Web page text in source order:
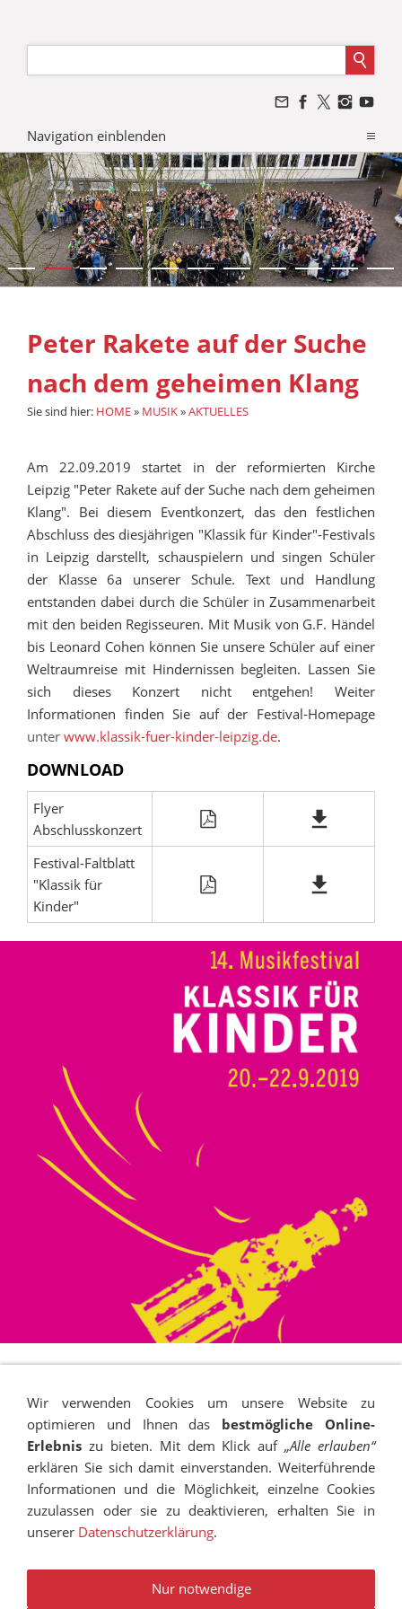
Navigation einblenden
Peter Rakete auf der Suche
nach dem geheimen Klang
Sie sind hier: HOME» MUSIK»AKTUELLES
Am 22.09.2019 startet in der reformierten Kirche
Leipzig "Peter Rakete auf der Suche nach dem geheimen
Klang". Bei diesem Eventkonzert, das den festlichen
Abschluss des diesjährigen "Klassik für Kinder"-Festivals
in Leipzig darstellt, schauspielern und singen Schüler
der Klasse 6a unserer Schule. Text und Handlung
entstanden dabei durch die Schüler in Zusammenarbeit
mit den beiden Regisseuren. Mit Musik von G.F. Händel
bis Leonard Cohen können Sie unsere Schüler auf einer
Weltraumreise mit Hindernissen begleiten. Lassen Sie
sich dieses Konzert nicht entgehen! Weiter
Informationen finden Sie auf der Festival-Homepage
unter www.klassik-fuer-kinder-leipzig.de.
DOWNLOAD
Flyer
Abschlusskonzert
Festival-Faltblatt
"Klassik für
Kinder"
COOKIES
TRANSPARENZ
BESCHWERDEMANAGEMENT
NEWSLETTER STELLENANGEBOTE
Wir verwenden Cookies um unsere Website zu
optimieren und Ihnen das bestmögliche Online-
Erlebnis zu bieten. Mit dem Klick auf„Alle erlauben“
erklären Sie sich damit einverstanden. Weiterführende
Informationen und die Möglichkeit, einzelne Cookies
zuzulassen oder sie zu deaktivieren, erhalten Sie in
unserer Datenschutzerklärung.
Nur notwendige